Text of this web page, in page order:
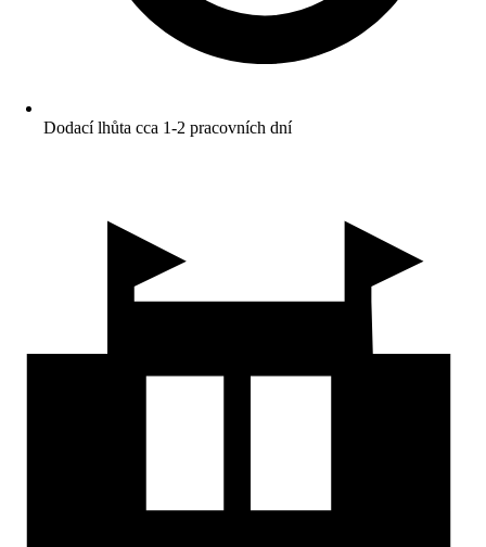
Dodací lhůta cca 1-2 pracovních dní